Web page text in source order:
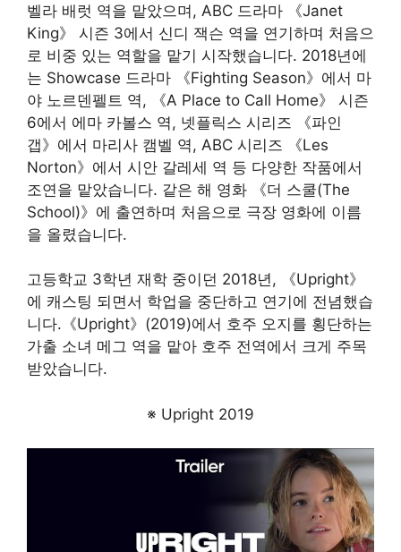
벨라 배럿 역을 맡았으며, ABC 드라마 《Janet
King》 시즌 3에서 신디 잭슨 역을 연기하며 처음으
로 비중 있는 역할을 맡기 시작했습니다. 2018년에
는 Showcase 드라마 《Fighting Season》에서 마
야 노르덴펠트 역, 《A Place to Call Home》 시즌
6에서 에마 카볼스 역, 넷플릭스 시리즈 《파인
갭》에서 마리사 캠벨 역, ABC 시리즈 《Les
Norton》에서 시안 갈레세 역 등 다양한 작품에서
조연을 맡았습니다. 같은 해 영화 《더 스쿨(The
School)》에 출연하며 처음으로 극장 영화에 이름
을 올렸습니다.
고등학교 3학년 재학 중이던 2018년, 《Upright》
에 캐스팅 되면서 학업을 중단하고 연기에 전념했습
니다.《Upright》(2019)에서 호주 오지를 횡단하는
가출 소녀 메그 역을 맡아 호주 전역에서 크게 주목
받았습니다.
※ Upright 2019